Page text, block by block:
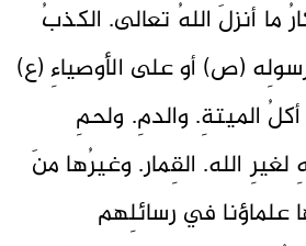
ما أنزلَ اللهُ تعالى. الكذبُ
(ص) أو على الأوصياءِ (ع)
الميتةِ. والدمِ. ولحمِ
لغيرِ الله. القِمار. وغيرُها منَ
علماؤنا في رسائلِهم